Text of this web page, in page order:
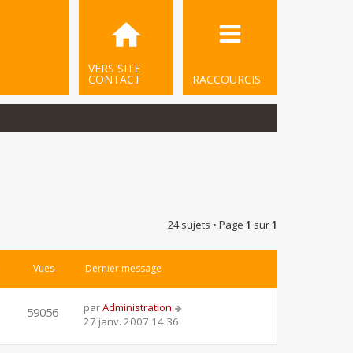
RACCOURCIS
VERS SITE
CONTACT
24 sujets • Page 1 sur1
Vues Dernier message
59056 parAdministration
27 janv. 2007 14:36